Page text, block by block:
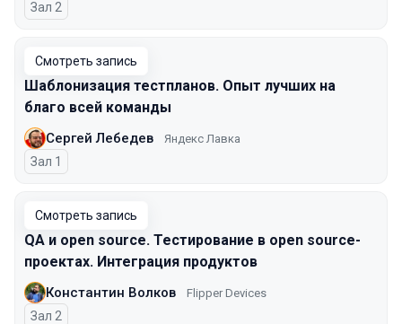
Зал 2
Смотреть запись
Шаблонизация тестпланов. Опыт лучших на
благо всей команды
Сергей Лебедев Яндекс Лавка
Зал 1
Смотреть запись
QA и open source. Тестирование в open source-
проектах. Интеграция продуктов
Константин Волков Flipper Devices
Зал 2